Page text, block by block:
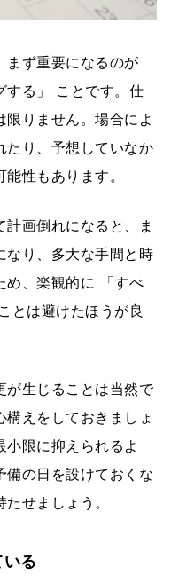
まず重要になるのが
する」 ことです。仕
りません。場合によ
たり、予想していなか
性もあります。
画倒れになると、ま
なり、多大な手間と時
め、楽観的に 「すべ
とは避けたほうが良
が生じることは当然で
えをしておきましょ
小限に抑えられるよ
備の日を設けておくな
せましょう。
る